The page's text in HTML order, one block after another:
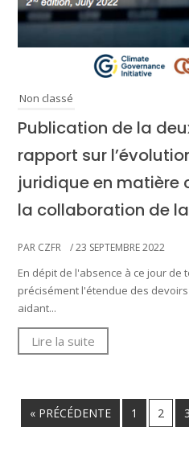
Non classé
Publication de la
rapport sur
juridique en matière
la collaboration de
PAR CZFR / 23 SEPTEMBRE 2022
En dépit de l'absence à ce jour
précisément l'étendue des
aidant...
Lire la suite
« PRÉCÉDENTE 1 2 3